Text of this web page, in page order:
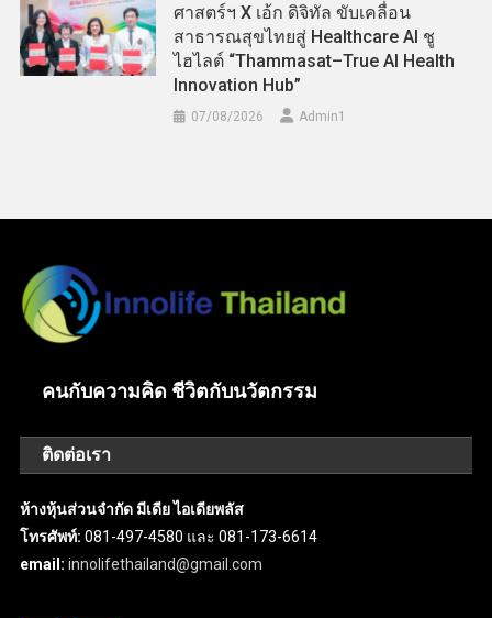
ศาสตร์ฯ X เอ้ก ดิจิทัล ขับเคลื่อน
สาธารณสุขไทยสู่ Healthcare AI ชู
ไฮไลต์ “Thammasat–True AI Health
Innovation Hub”
07/08/2026 Admin​1
คนกับความคิด ชีวิตกับนวัตกรรม
ติดต่อเรา
ห้างหุ้นส่วนจำกัด มีเดีย ไอเดียพลัส
โทรศัพท์: 081-497-4580 และ 081-173-6614
email: innolifethailand@gmail.com